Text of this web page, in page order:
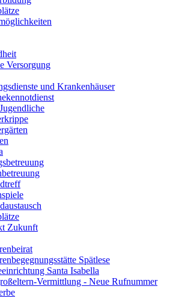
Versorgung
und Krankenhäuser
Zukunft
Spätlese
Santa Isabella
Vermittlung - Neue Rufnummer